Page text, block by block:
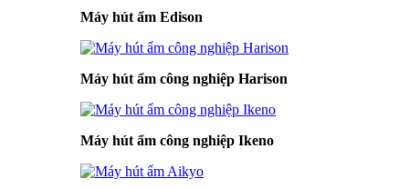
Máy hút ẩm Edison
Máy hút ẩm công nghiệp Harison
Máy hút ẩm công nghiệp Ikeno